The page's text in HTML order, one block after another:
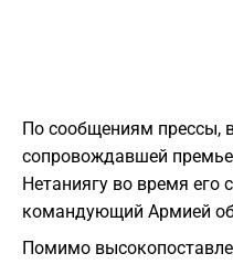
По сообщениям прессы,
сопровождавшей
Нетаниягу во время его
командующий Армией
​Помимо